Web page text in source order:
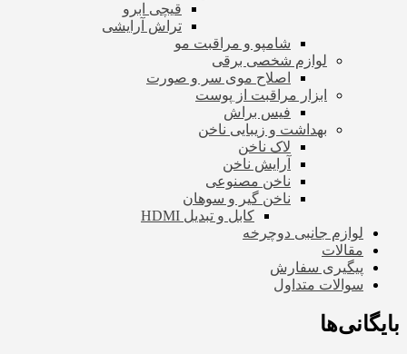
قیچی ابرو
تراش آرایشی
شامپو و مراقبت مو
لوازم شخصی برقی
اصلاح موی سر و صورت
ابزار مراقبت از پوست
فیس براش
بهداشت و زیبایی ناخن
لاک ناخن
آرایش ناخن
ناخن مصنوعی
ناخن گیر و سوهان
کابل و تبدیل HDMI
لوازم جانبی دوچرخه
مقالات
پیگیری سفارش
سوالات متداول
بایگانی‌ها